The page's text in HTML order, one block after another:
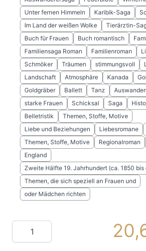
Unter fernen Himmeln
Karibik-Saga
Im Land der weißen Wolke
Tierärztin-
Buch für Frauen
Buch romantisch
Familiensaga Roman
Familienroman
Schmöker
Träumen stimmungsvoll
Landschaft
Atmosphäre Kanada
Goldgräber
Ballett Tanz
starke Frauen
Schicksal Saga
Belletristik
Themen, Stoffe, Motive
Liebe und Beziehungen
Liebesromane
Themen, Stoffe, Motive
Regionalroman
England
Zweite Hälfte 19. Jahrhundert (ca. 1850 bis
Themen, die sich speziell an Frauen und
oder Mädchen richten
Menge